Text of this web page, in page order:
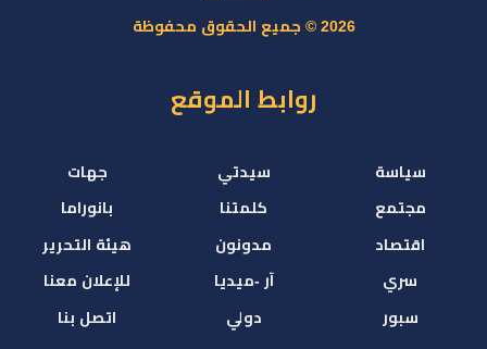
2026 © جميع الحقوق محفوظة
روابط الموقع
سياسة
مجتمع
اقتصاد
سري
سبور
سيدتي
كلمتنا
مدونون
آر -ميديا
دولي
جهات
بانوراما
هيئة التحرير
للإعلان معنا
اتصل بنا